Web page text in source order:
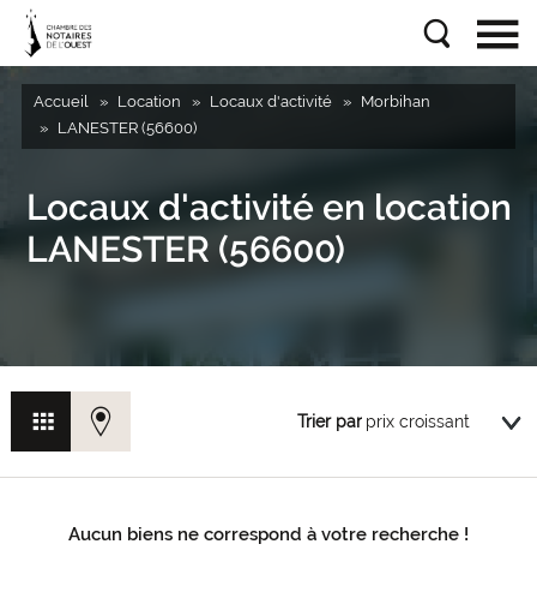
Accueil Location Locaux d'activité
Morbihan
LANESTER (56600)
Locaux d'activité en location
LANESTER (56600)
Trier par
Aucun biens ne correspond à votre recherche !